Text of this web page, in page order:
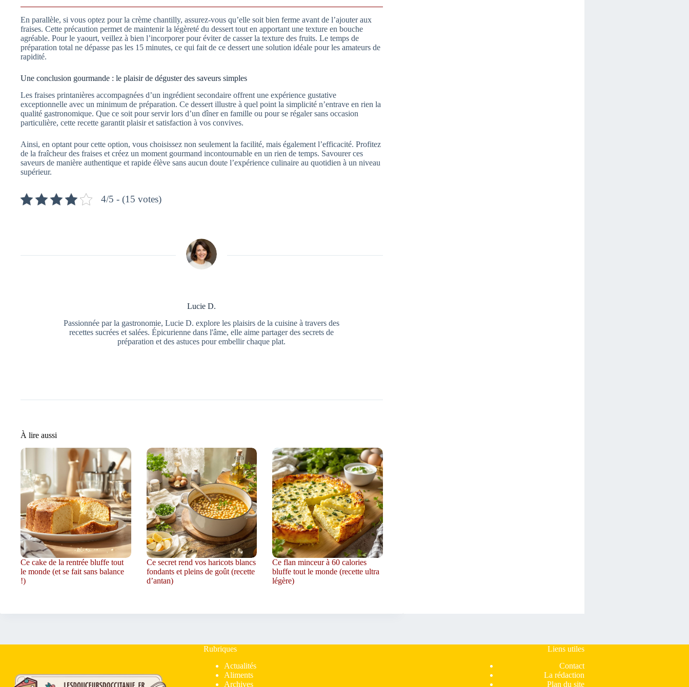
En parallèle, si vous optez pour la crème chantilly, assurez-vous qu’elle soit bien ferme avant de l’ajouter aux
fraises. Cette précaution permet de maintenir la légèreté du dessert tout en apportant une texture en bouche
agréable. Pour le yaourt, veillez à bien l’incorporer pour éviter de casser la texture des fruits. Le temps de
préparation total ne dépasse pas les 15 minutes, ce qui fait de ce dessert une solution idéale pour les amateurs de
rapidité.
Une conclusion gourmande : le plaisir de déguster des saveurs simples
Les fraises printanières accompagnées d’un ingrédient secondaire offrent une expérience gustative
exceptionnelle avec un minimum de préparation. Ce dessert illustre à quel point la simplicité n’entrave en rien la
qualité gastronomique. Que ce soit pour servir lors d’un dîner en famille ou pour se régaler sans occasion
particulière, cette recette garantit plaisir et satisfaction à vos convives.
Ainsi, en optant pour cette option, vous choisissez non seulement la facilité, mais également l’efficacité. Profitez
de la fraîcheur des fraises et créez un moment gourmand incontournable en un rien de temps. Savourer ces
saveurs de manière authentique et rapide élève sans aucun doute l’expérience culinaire au quotidien à un niveau
supérieur.
4/5 - (15 votes)
Lucie D.
Passionnée par la gastronomie, Lucie D. explore les plaisirs de la cuisine à travers des
recettes sucrées et salées. Épicurienne dans l'âme, elle aime partager des secrets de
préparation et des astuces pour embellir chaque plat.
À lire aussi
Ce cake de la rentrée bluffe tout
le monde (et se fait sans balance
!)
Ce secret rend vos haricots blancs
fondants et pleins de goût (recette
d’antan)
Ce flan minceur à 60 calories
bluffe tout le monde (recette ultra
légère)
Rubriques
Actualités
Aliments
Archives
Liens utiles
Contact
La rédaction
Plan du site